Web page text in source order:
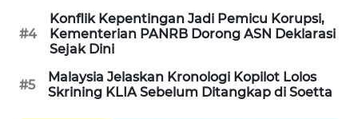
#4
Konflik Kepentingan Jadi Pemicu Korupsi,
Kementerian PANRB Dorong ASN Deklarasi
Sejak Dini
#5
Malaysia Jelaskan Kronologi Kopilot Lolos
Skrining KLIA Sebelum Ditangkap di Soetta
WAHANA
OTOMOTIF
WAHANA
HEALTH